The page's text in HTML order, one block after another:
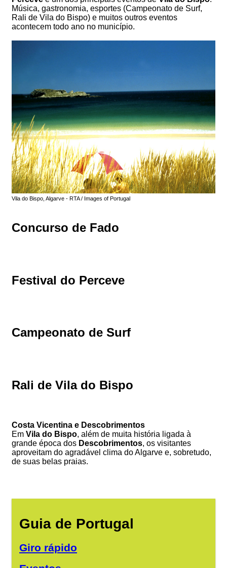
Música, gastronomia, esportes (Campeonato de Surf,
Rali de Vila do Bispo) e muitos outros eventos
acontecem todo ano no município.
Vila do Bispo, Algarve - RTA / Images of Portugal
Concurso de Fado
Festival do Perceve
Campeonato de Surf
Rali de Vila do Bispo
Costa Vicentina e Descobrimentos
Em Vila do Bispo, além de muita história ligada à
grande época dos Descobrimentos, os visitantes
aproveitam do agradável clima do Algarve e, sobretudo,
de suas belas praias.
Guia de Portugal
Giro rápido